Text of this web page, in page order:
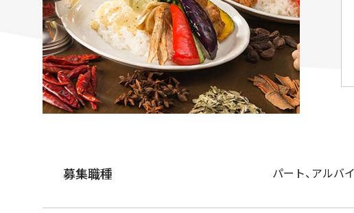
募集職種 パート、アルバ